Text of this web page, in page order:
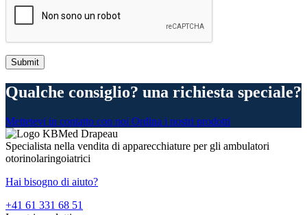
Qualche consiglio? una richiesta speciale?
Mettetevi in contatto con noi Ordina i nostri prodotti
Specialista nella vendita di apparecchiature per gli ambulatori
otorinolaringoiatrici
Hai bisogno di aiuto?
+41 61 331 68 51